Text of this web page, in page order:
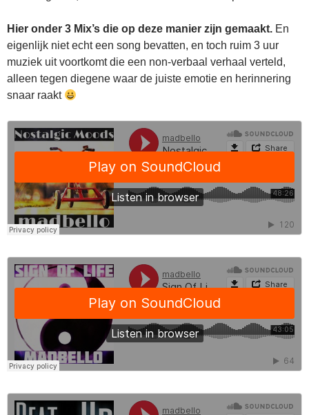
Hier onder 3 Mix’s die op deze manier zijn gemaakt. En
eigenlijk niet echt een song bevatten, en toch ruim 3 uur
muziek uit voortkomt die een non-verbaal verhaal verteld,
alleen tegen diegene waar de juiste emotie en herinnering
snaar raakt